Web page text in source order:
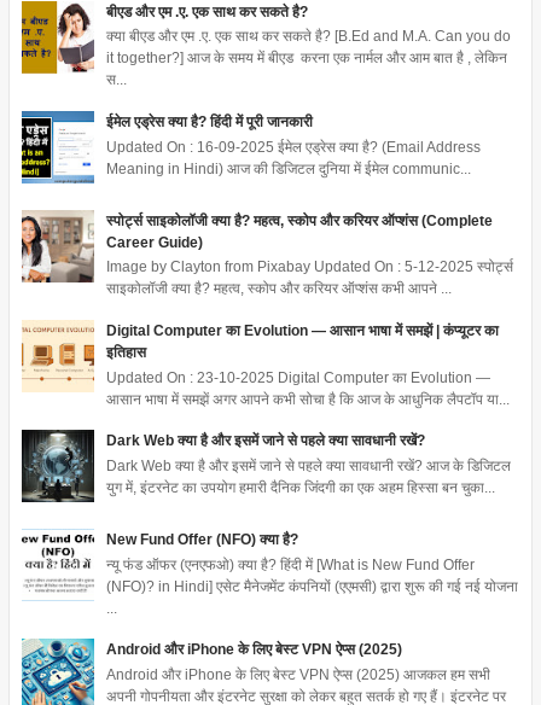
बीएड और एम .ए. एक साथ कर सकते है?
क्या बीएड और एम .ए. एक साथ कर सकते है? [B.Ed and M.A. Can you do
it together?] आज के समय में बीएड करना एक नार्मल और आम बात है , लेकिन
स...
ईमेल एड्रेस क्या है? हिंदी में पूरी जानकारी
Updated On : 16-09-2025 ईमेल एड्रेस क्या है? (Email Address
Meaning in Hindi) आज की डिजिटल दुनिया में ईमेल communic...
स्पोर्ट्स साइकोलॉजी क्या है? महत्व, स्कोप और करियर ऑप्शंस (Complete
Career Guide)
Image by Clayton from Pixabay Updated On : 5-12-2025 स्पोर्ट्स
साइकोलॉजी क्या है? महत्व, स्कोप और करियर ऑप्शंस कभी आपने ...
Digital Computer का Evolution — आसान भाषा में समझें | कंप्यूटर का
इतिहास
Updated On : 23-10-2025 Digital Computer का Evolution —
आसान भाषा में समझें अगर आपने कभी सोचा है कि आज के आधुनिक लैपटॉप या...
Dark Web क्या है और इसमें जाने से पहले क्या सावधानी रखें?
Dark Web क्या है और इसमें जाने से पहले क्या सावधानी रखें? आज के डिजिटल
युग में, इंटरनेट का उपयोग हमारी दैनिक जिंदगी का एक अहम हिस्सा बन चुका...
New Fund Offer (NFO) क्या है?
न्यू फंड ऑफर (एनएफओ) क्या है? हिंदी में [What is New Fund Offer
(NFO)? in Hindi] एसेट मैनेजमेंट कंपनियों (एएमसी) द्वारा शुरू की गई नई योजना
Android और iPhone के लिए बेस्ट VPN ऐप्स (2025)
Android और iPhone के लिए बेस्ट VPN ऐप्स (2025) आजकल हम सभी
अपनी गोपनीयता और इंटरनेट सुरक्षा को लेकर बहुत सतर्क हो गए हैं। इंटरनेट पर